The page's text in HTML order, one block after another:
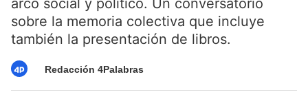
arco social y político. Un conversatorio
sobre la memoria colectiva que incluye
también la presentación de libros.
Redacción 4Palabras